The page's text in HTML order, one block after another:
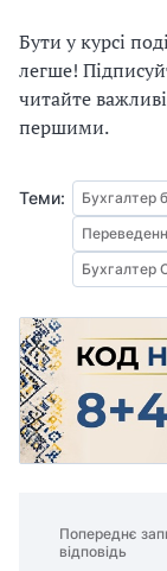
Бути у курсі
легше!
читайте
першими.
Теми: Бухгалтер
Бухгалтер
Попереднє
відповідь